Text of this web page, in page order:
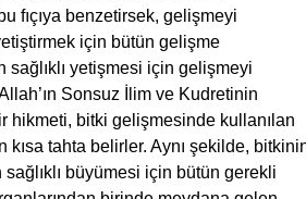
fıçıya benzetirsek, gelişmeyi
için bütün gelişme
yetişmesi için gelişmeyi
Sonsuz İlim ve Kudretinin
bitki gelişmesinde kullanılan
kısa tahta belirler. Aynı şekilde,
sağlıklı büyümesi için bütün gerekli